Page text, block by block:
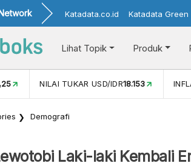
Katadata.co.id Katadata Green
Lihat Topik Produk
IDR18.153 INFLASI YOY (MEI)3,08%
Demografi
Laki-laki Kembali